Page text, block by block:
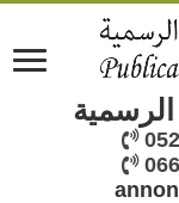
الرسمية